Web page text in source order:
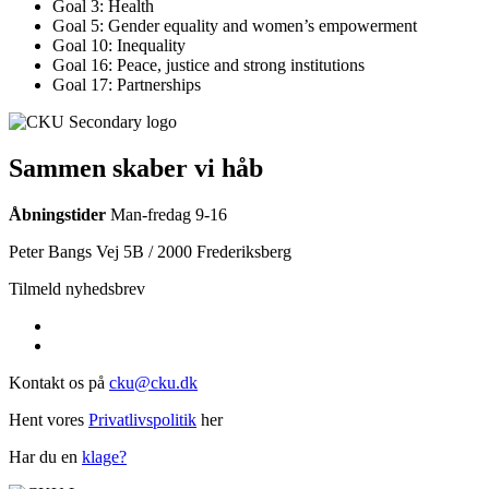
Goal 3: Health
Goal 5: Gender equality and women’s empowerment
Goal 10: Inequality
Goal 16: Peace, justice and strong institutions
Goal 17: Partnerships
Sammen skaber vi håb
Åbningstider Man-fredag 9-16
Peter Bangs Vej 5B / 2000 Frederiksberg
Tilmeld nyhedsbrev
Kontakt os på cku@cku.dk
Hent vores Privatlivspolitik her
Har du en klage?